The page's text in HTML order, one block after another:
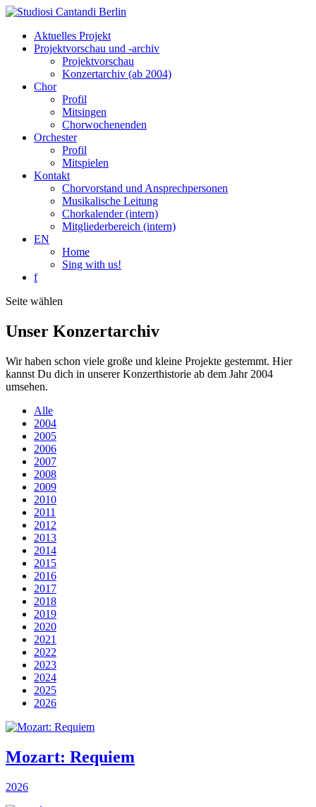
Aktuelles Projekt
Projektvorschau und -archiv
Projektvorschau
Konzertarchiv (ab 2004)
Chor
Profil
Mitsingen
Chorwochenenden
Orchester
Profil
Mitspielen
Kontakt
Chorvorstand und Ansprechpersonen
Musikalische Leitung
Chorkalender (intern)
Mitgliederbereich (intern)
EN
Home
Sing with us!
f
Seite wählen
Unser Konzertarchiv
Wir haben schon viele große und kleine Projekte gestemmt. Hier
kannst Du dich in unserer Konzerthistorie ab dem Jahr 2004
umsehen.
Alle
2004
2005
2006
2007
2008
2009
2010
2011
2012
2013
2014
2015
2016
2017
2018
2019
2020
2021
2022
2023
2024
2025
2026
Mozart: Requiem
2026